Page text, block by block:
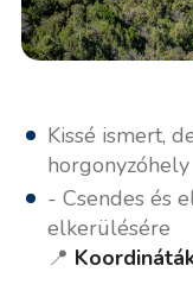
Kissé ismert,
horgonyzóhely
- Csendes és
elkerülésére
📍